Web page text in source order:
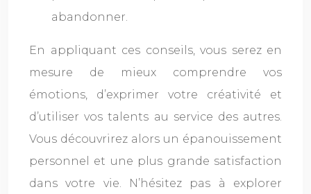
abandonner.
En appliquant ces conseils, vous serez en
mesure de mieux comprendre vos
émotions, d’exprimer votre créativité et
d’utiliser vos talents au service des autres.
Vous découvrirez alors un épanouissement
personnel et une plus grande satisfaction
dans votre vie. N’hésitez pas à explorer